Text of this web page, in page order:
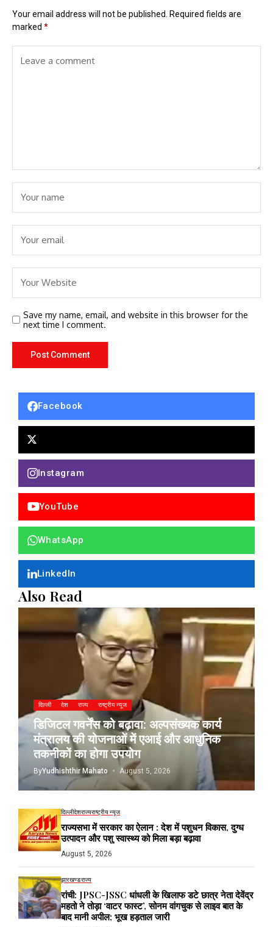
Your email address will not be published. Required fields are
marked *
Save my name, email, and website in this browser for the
next time I comment.
Facebook
Instagram
YouTube
WhatsApp
LinkedIn
Also Read
दिल्ली देश राज्य राष्ट्रीय न्यूज
डिजिटल गवर्नेंस को बढ़ावा: अल्पसंख्यक कार्य
मंत्रालय की योजनाओं में एआई और आधुनिक
तकनीकों का होगा उपयोग
ByYudhishthir Mahato August 5, 2026
दिल्लीदेशराज्यराष्ट्रीय न्यूज
राज्यसभा में सरकार का ऐलान : देश में पशुधन विकास, दुग्ध
उत्पादन और पशु स्वास्थ्य को मिला बड़ा बढ़ावा
August 5, 2026
झारखण्डराज्य
रांची: JPSC-JSSC धांधली के खिलाफ डटे छात्र नेता देवेंद्र
महतो ने तोड़ा ‘वाटर फास्ट’, सोनम वांगचुक से लाइव बात के
बाद मानी अपील; भूख हड़ताल जारी